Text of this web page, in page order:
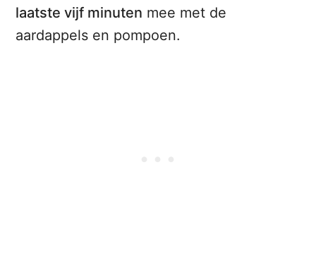
laatste vijf minuten mee met de
aardappels en pompoen.